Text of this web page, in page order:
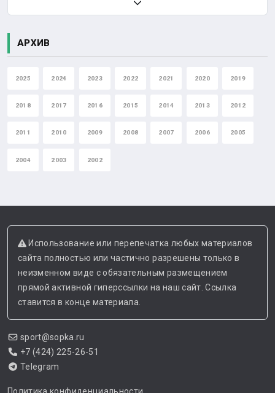
АРХИВ
2025 2024 2023 2022 2021 2020 2019
2018 2017 2016 2015 2014 2013 2012
2011 2010 2009 2008 2007 2006 2005
2004 2003 2002
Использование или перепечатка любых материалов
сайта полностью или частично разрешены только в
неизменном виде с обязательным размещением
прямой активной гиперссылки на наш сайт. Ссылка
ставится в конце материала.
sport@sopka.ru
+7 (424) 225-26-51
Telegram